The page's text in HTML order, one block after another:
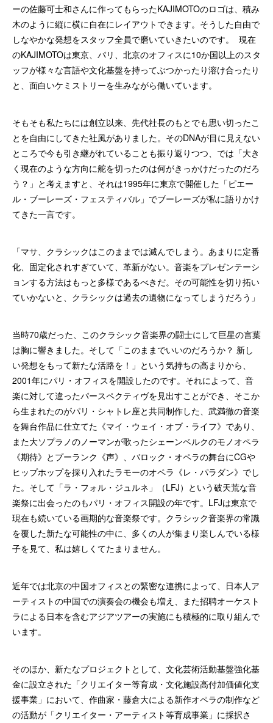
ーの佐藤可士和さんに作ってもらったKAJIMOTOのロゴは、積み
木のように縦に横に自在にレイアウトできます。そうした自由で
しなやかな発想をスタッフ全員で磨いていきたいのです。 現在
のKAJIMOTOは東京、パリ、北京のオフィスに10か国以上のスタ
ッフが様々な言語や文化基盤を持ってぶつかったり溶け合ったり
と、面白いケミストリーを生みながら働いています。
そもそも私たちには創立以来、先代社長のもとでも思い切ったこ
とを自由にしてきた社風がありました。そのDNAが目に見えない
ところで今も引き継がれていることも振り返りつつ、では「大き
く現在のような方向に舵を切ったのは何がきっかけだったのだろ
う？」と考えますと、それは1995年に東京で開催した「ピエー
ル・ブーレーズ・フェスティバル」でブーレーズが私に語りかけ
てきた一言です。
「マサ、クラシックはこのままでは滅んでしまう。あまりに定番
化、固定化されすぎていて、革新がない。音楽をプレゼンテーシ
ョンする方法はもっと多様であるべきだ。その可能性を切り拓い
ていかないと、クラシックは過去の遺物になってしまうだろう」
当時70歳だった、このクラシック音楽界の闘士にして巨星の言葉
は胸に響きました。そして「このままでいいのだろうか？ 新し
い発想をもって新たな活路を！」という気持ちの高まりから、
2001年にパリ・オフィスを開設したのです。それによって、音
楽に対して違ったパースペクティヴを見出すことができ、そこか
ら生まれたのがパリ・シャトレ座と共同制作した、武満徹の音楽
を舞台作品に仕立てた《マイ・ウェイ・オブ・ライフ》であり、
また大ソプラノのノーマンが歌ったシェーンベルクのモノオペラ
《期待》とプーランク《声》、バロック・オペラの舞台にCGや
ヒップホップを採り入れたラモーのオペラ《レ・パラダン》でし
た。そして「ラ・フォル・ジュルネ」（LFJ）という破天荒な音
楽祭に出会ったのもパリ・オフィス開設の年です。LFJは東京で
現在も続いている画期的な音楽祭です。クラシック音楽界の常識
を覆した新たな可能性の中に、多くの人が集まり楽しんでいる様
子を見て、私は嬉しくてたまりません。
近年では北京の中国オフィスとの緊密な連携によって、日本人ア
ーティストの中国での演奏会の機会も増え、また招聘オーケスト
ラによる日本を含むアジアツアーの実施にも積極的に取り組んで
います。
そのほか、新たなプロジェクトとして、文化芸術活動基盤強化基
金に設立された「クリエイター等育成・文化施設高付加価値化支
援事業」において、作曲家・藤倉大による新作オペラの制作など
の活動が「クリエイター・アーティスト等育成事業」に採択さ